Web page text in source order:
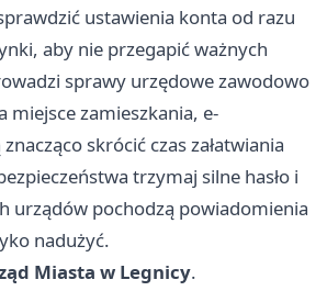
ustawienia konta od razu
aby nie przegapić ważnych
sprawy urzędowe zawodowo
miejsce zamieszkania, e-
skrócić czas załatwiania
trzymaj silne hasło i
urządów pochodzą powiadomienia
nadużyć.
Miasta w Legnicy.